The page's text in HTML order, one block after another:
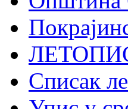
Списак